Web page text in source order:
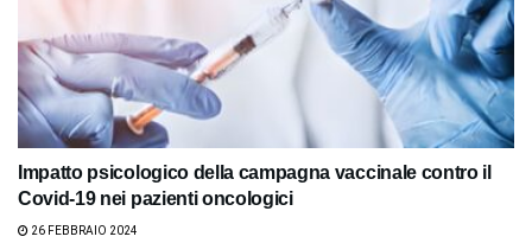
Impatto psicologico della campagna vaccinale contro il
Covid-19 nei pazienti oncologici
26 FEBBRAIO 2024